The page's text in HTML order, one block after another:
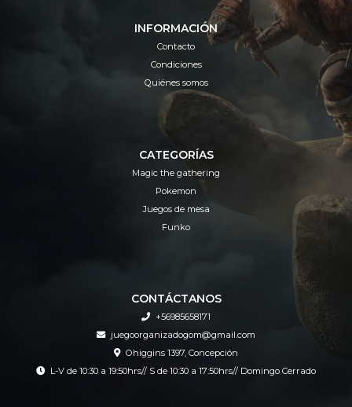
INFORMACIÓN
Contacto
Condiciones
Quiénes somos
CATEGORÍAS
Magic the gathering
Pokemon
Juegos de mesa
Funko
CONTÁCTANOS
+56985658171
juegoorganizadogom@gmail.com
Ohiggins 1397, Concepción
L-V de 10:30 a 19:50hrs// S de 10:30 a 17:50hrs// Domingo Cerrado